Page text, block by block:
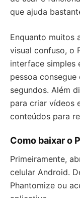
que ajuda
Enquanto muitos
visual confuso, o
interface simples
pessoa
segundos. Além
para criar vídeos
conteúdos para
Como baixar o
Primeiramente,
celular Android.
Phantomize ou